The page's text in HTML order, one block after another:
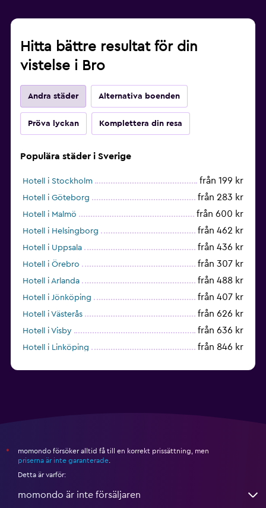
Hitta bättre resultat för din
vistelse i Bro
Andra städer Alternativa boenden
Pröva lyckan Komplettera din resa
Populära städer i Sverige
Hotell i Stockholm från 199 kr
Hotell i Göteborg från 283 kr
Hotell i Malmö från 600 kr
Hotell i Helsingborg från 462 kr
Hotell i Uppsala från 436 kr
Hotell i Örebro från 307 kr
Hotell i Arlanda från 488 kr
Hotell i Jönköping från 407 kr
Hotell i Västerås från 626 kr
Hotell i Visby från 636 kr
Hotell i Linköping från 846 kr
*
momondo försöker alltid få till en korrekt prissättning, men
priserna är inte garanterade
Detta är varför:
momondo är inte försäljaren